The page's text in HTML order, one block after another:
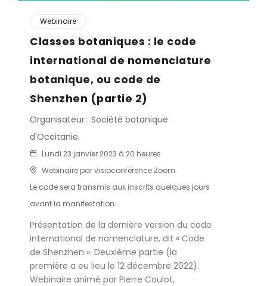
Webinaire
Classes botaniques : le code
international de nomenclature
botanique, ou code de
Shenzhen (partie 2)
Organisateur : Société botanique
d'Occitanie
Lundi 23 janvier 2023 à 20 heures
Webinaire par visioconférence Zoom.
Le code sera transmis aux inscrits quelques jours
avant la manifestation.
Présentation de la dernière version du code
international de nomenclature, dit « Code
de Shenzhen ». Deuxième partie (la
première a eu lieu le 12 décembre 2022).
Webinaire animé par Pierre Coulot,